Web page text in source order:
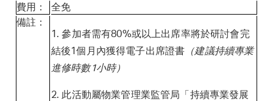
費用：
全免
備註：
1. 參加者需有80%或以上出席率將於研討會完
結後1個月內獲得電子出席證書 （建議持續專業
進修時數1小時）
2. 此活動屬物業管理業監管局「持續專業發展